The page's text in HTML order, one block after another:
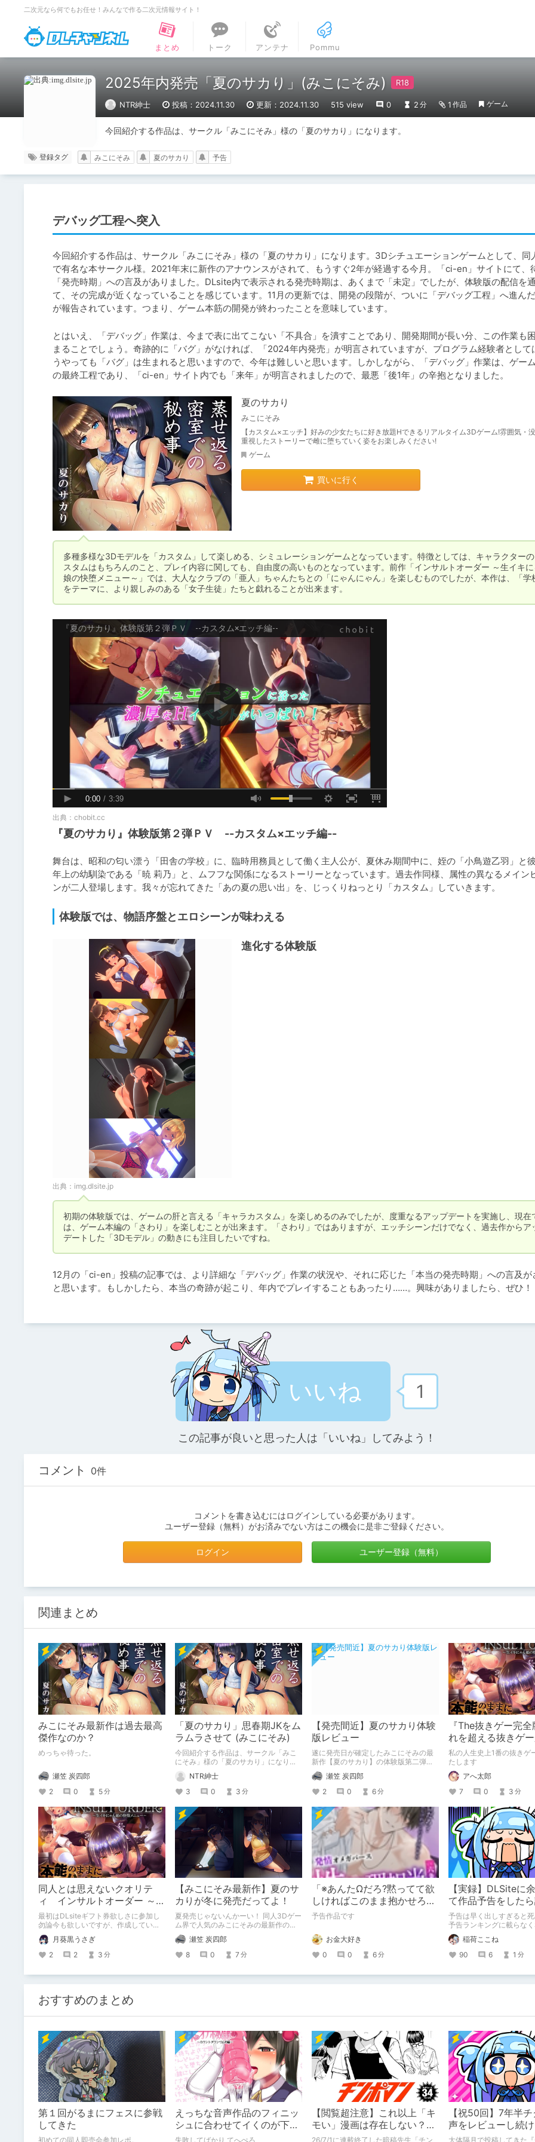
二次元なら何でもお任せ！みんなで作る二次元情報サイト！
DLチャンネル
まとめ
トーク アンテナ Pommu
2025年内発売「夏のサカり」(みこにそみ)
NTR紳士 投稿：2024.11.30 更新：2024.11.30 515 view 0 2 分 1 作品 ゲーム
今回紹介する作品は、サークル「みこにそみ」様の「夏のサカり」になります。
登録タグ みこにそみ 夏のサカり 予告
デバッグ工程へ突入
今回紹介する作品は、サークル「みこにそみ」様の「夏のサカり」になります。3Dシチュエーションゲームとして、同
で有名な本サークル様。2021年末に新作のアナウンスがされて、もうすぐ2年が経過する今月。「ci-en」サイトにて、
「発売時期」への言及がありました。DLsite内で表示される発売時期は、あくまで「未定」でしたが、体験版の配信を
て、その完成が近くなっていることを感じています。11月の更新では、開発の段階が、ついに「デバッグ工程」へ進ん
が報告されています。つまり、ゲーム本筋の開発が終わったことを意味しています。
とはいえ、「デバッグ」作業は、今まで表に出てこない「不具合」を潰すことであり、開発期間が長い分、この作業も
まることでしょう。奇跡的に「バグ」がなければ、「2024年内発売」が明言されていますが、プログラム経験者として
うやっても「バグ」は生まれると思いますので、今年は難しいと思います。しかしながら、「デバッグ」作業は、ゲー
の最終工程であり、「ci-en」サイト内でも「来年」が明言されましたので、最悪「後1年」の辛抱となりました。
夏のサカり
みこにそみ
【カスタム×エッチ】好みの少女たちに好き放題Hできるリアルタイム3Dゲーム!雰囲気・
重視したストーリーで雌に堕ちていく姿をお楽しみください!
ゲーム
買いに行く
多種多様な3Dモデルを「カスタム」して楽しめる、シミュレーションゲームとなっています。特徴としては、キャラクターの
スタムはもちろんのこと、プレイ内容に関しても、自由度の高いものとなっています。前作「インサルトオーダー ～生イキ
娘の快堕メニュー～」では、大人なクラブの「亜人」ちゃんたちとの「にゃんにゃん」を楽しむものでしたが、本作は、「学
をテーマに、より親しみのある「女子生徒」たちと戯れることが出来ます。
出典： chobit.cc
『夏のサカり』体験版第２弾ＰＶ --カスタム×エッチ編--
舞台は、昭和の匂い漂う「田舎の学校」に、臨時用務員として働く主人公が、夏休み期間中に、姪の「小鳥遊乙羽」と
年上の幼馴染である「暁 莉乃」と、ムフフな関係になるストーリーとなっています。過去作同様、属性の異なるメイン
ンが二人登場します。我々が忘れてきた「あの夏の思い出」を、じっくりねっとり「カスタム」していきます。
体験版では、物語序盤とエロシーンが味わえる
出典： img.dlsite.jp
進化する体験版
初期の体験版では、ゲームの肝と言える「キャラカスタム」を楽しめるのみでしたが、度重なるアップデートを実施し、現在
は、ゲーム本編の「さわり」を楽しむことが出来ます。「さわり」ではありますが、エッチシーンだけでなく、過去作からア
デートした「3Dモデル」の動きにも注目したいですね。
12月の「ci-en」投稿の記事では、より詳細な「デバッグ」作業の状況や、それに応じた「本当の発売時期」への言及が
と思います。もしかしたら、本当の奇跡が起こり、年内でプレイすることもあったり……。興味がありましたら、ぜひ！
いいね 1
この記事が良いと思った人は「いいね」してみよう！
コメント 0件
コメントを書き込むにはログインしている必要があります。
ユーザー登録（無料）がお済みでない方はこの機会に是非ご登録ください。
ログイン ユーザー登録（無料）
関連まとめ
みこにそみ最新作は過去最高
傑作なのか？
めっちゃ待った。
瀬笠 炭四郎
2
0 5分
「夏のサカり」思春期JKをム
ラムラさせて (みこにそみ)
今回紹介する作品は、サークル「みこ
にそみ」様の「夏のサカり」になりま
NTR紳士
3
0 3 分
【発売間近】夏のサカり体験
版レビュー
遂に発売日が確定したみこにそみの最
新作【夏のサカり】の体験版第二弾を
レビューして 発売を控えた今作の紹介
をしていきます。
瀬笠 炭四郎
2
0 6分
『The抜きゲー完全
れを超える抜きゲ
ろうか～
私の人生史上1番の抜きゲ
たします
アへ太郎
7
0 3 分
同人とは思えないクオリテ
ィ インサルトオーダー ～生
イキにゃん娘の快堕メニュー
～
最初はDLsiteギフト券欲しさに参加し
勿論今も欲しいですが、作成している
うちにどうすれば分かりやすく魅力を
伝わるか拙いながらも考えながら作成
したのでこれが購入の切っ掛けになっ
て頂けると幸いです。
月葵黒うさぎ
2
2 3 分
【みこにそみ最新作】夏のサ
カりが冬に発売だってよ！
夏発売じゃないんかーい！ 同人3Dゲー
ム界で人気のみこにそみの最新作の体
験版が遂に公開されました！ 本作では
体験版を触ってみた感想と本作につい
て紹介します！
瀬笠 炭四郎
8
0 7 分
「※あんたΩだろ?黙ってて欲
しければこのまま抱かせろ」
αアイドルの性処理担当マネ
予告作品です
お金大好き
0
0 6分
【実録】DLSiteに
て作品予告をした
予告は早く出しすぎると死
予告ランキングに載らな
ね！！！
稲荷ここね
90
6 1 分
おすすめのまとめ
第１回がるまにフェスに参戦
してきた
初めての同人即売会参加レポ。
えっちな音声作品のフィニッ
シュに合わせてイくのが下手
すぎる【失敗した話】
失敗してばかり てへぺろ
【閲覧超注意】これ以上「キ
モい」漫画は存在しない？チ
ンポマンとかいう「魂の殺
26/7/1に連載終了した暗稿先生「チン
【祝50回】7年半
声をレビューし続
大体隔月で投稿してきた